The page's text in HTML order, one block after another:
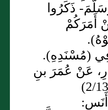
ذَكَرُوا
أَمَرَكُمْ
فِي (مُسْنَدِهِ).
عَنْ عُمَرَ بنِ
أَنَسٍ: